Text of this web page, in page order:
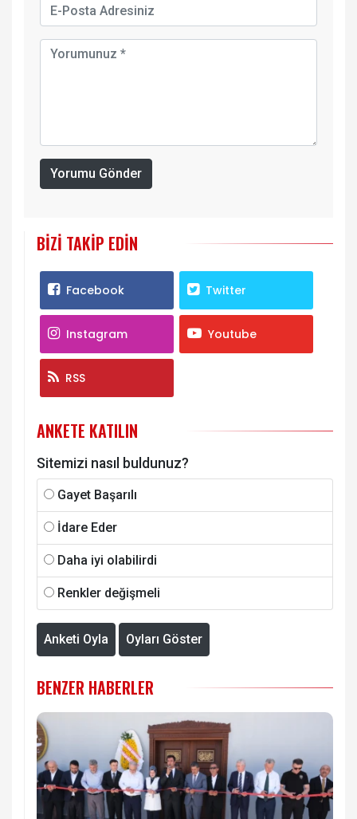
Yorumu Gönder
BIZI TAKIP EDIN
Facebook Twitter
Instagram Youtube
RSS
ANKETE KATILIN
Sitemizi nasıl buldunuz?
Gayet Başarılı
İdare Eder
Daha iyi olabilirdi
Renkler değişmeli
Anketi Oyla Oyları Göster
BENZER HABERLER